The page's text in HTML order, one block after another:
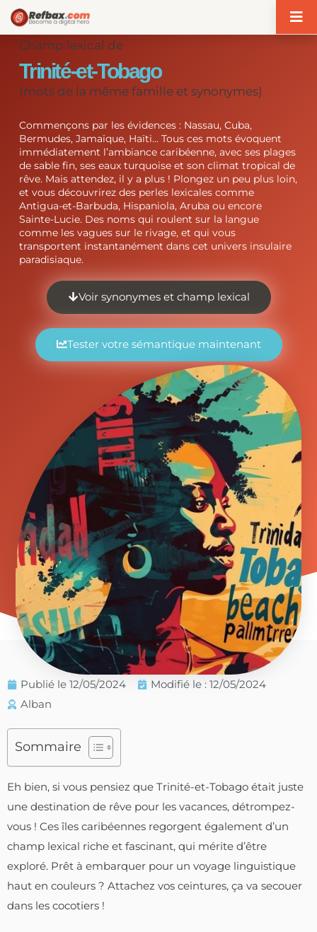
Champ lexical de
Trinité-et-Tobago
(mots de la même famille et synonymes)
Commençons par les évidences : Nassau, Cuba,
Bermudes, Jamaïque, Haïti… Tous ces mots évoquent
immédiatement l’ambiance caribéenne, avec ses plages
de sable fin, ses eaux turquoise et son climat tropical de
rêve. Mais attendez, il y a plus ! Plongez un peu plus loin,
et vous découvrirez des perles lexicales comme
Antigua-et-Barbuda, Hispaniola, Aruba ou encore
Sainte-Lucie. Des noms qui roulent sur la langue
comme les vagues sur le rivage, et qui vous
transportent instantanément dans cet univers insulaire
paradisiaque.
Voir synonymes et champ lexical
Tester votre sémantique maintenant
Publié le 12/05/2024
Modifié le : 12/05/2024
Alban
Sommaire
Eh bien, si vous pensiez que Trinité-et-Tobago était juste
une destination de rêve pour les vacances, détrompez-
vous ! Ces îles caribéennes regorgent également d’un
champ lexical riche et fascinant, qui mérite d’être
exploré. Prêt à embarquer pour un voyage linguistique
haut en couleurs ? Attachez vos ceintures, ça va secouer
dans les cocotiers !
Panneau de gestion des cookies